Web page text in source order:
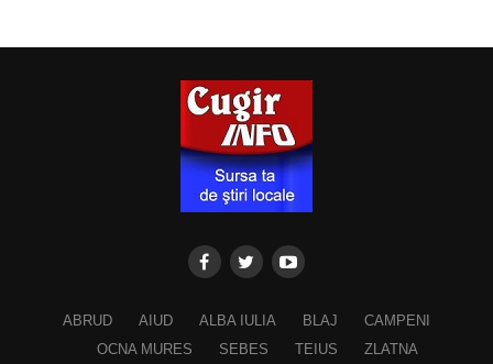
ABRUD AIUD ALBA IULIA BLAJ
CAMPENI
OCNA MURES
SEBES TEIUS ZLATNA